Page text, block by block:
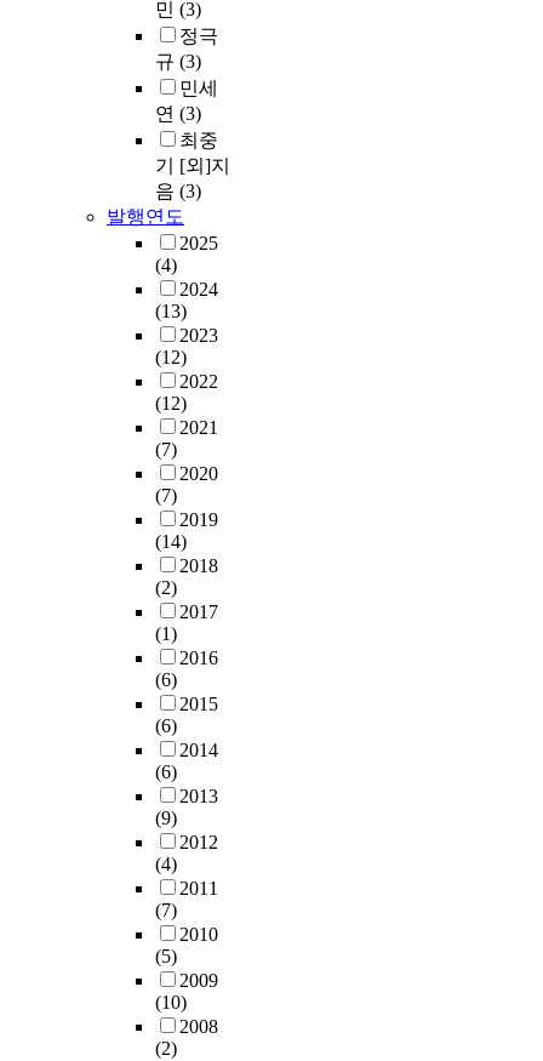
민 (3)
정극
규 (3)
민세
연 (3)
최중
기 [외]지
음 (3)
발행연도
2025
(4)
2024
(13)
2023
(12)
2022
(12)
2021
(7)
2020
(7)
2019
(14)
2018
(2)
2017
(1)
2016
(6)
2015
(6)
2014
(6)
2013
(9)
2012
(4)
2011
(7)
2010
(5)
2009
(10)
2008
(2)